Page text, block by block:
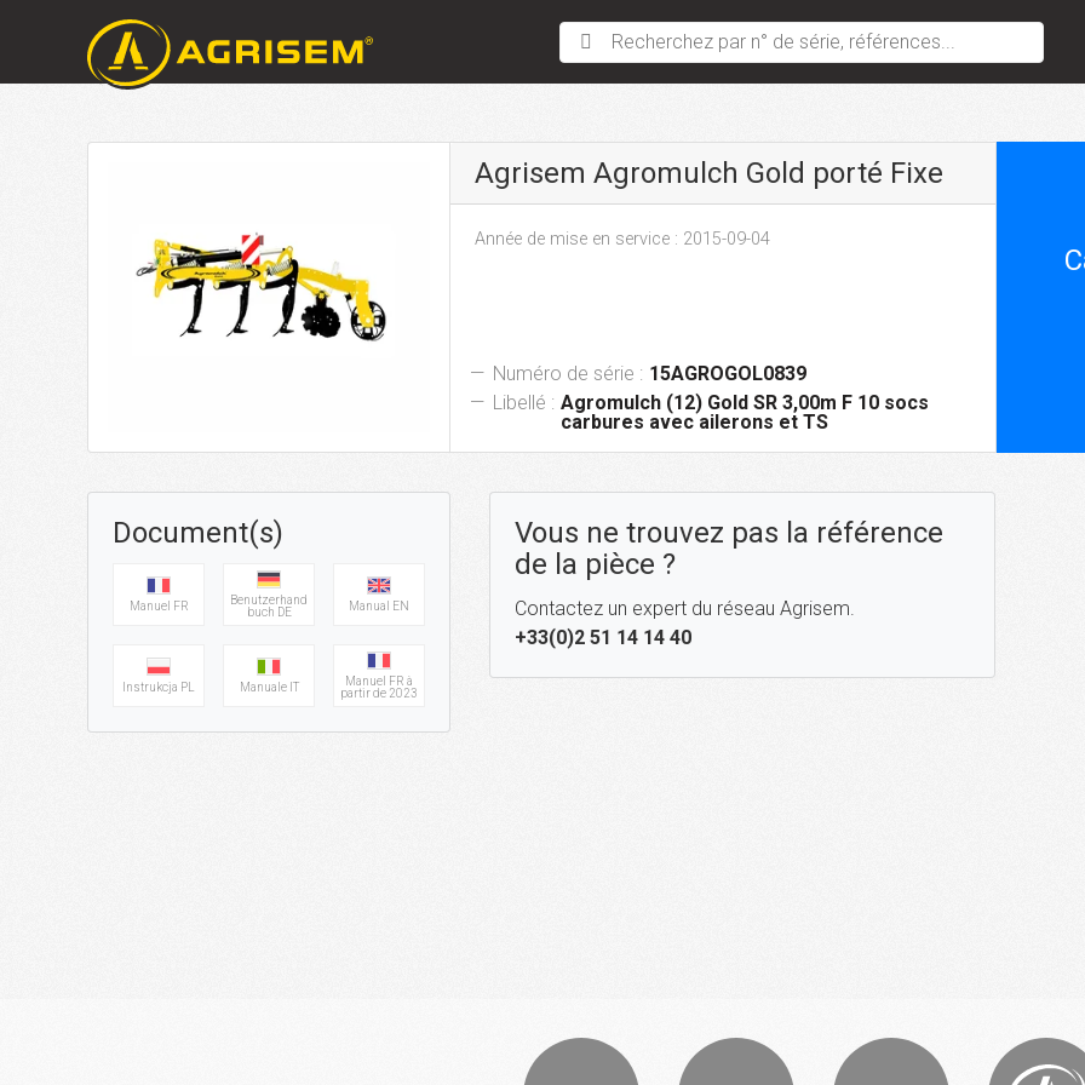
Recherchez par n° de série, références...
Agrisem Agromulch Gold porté Fixe
Année de mise en service : 2015-09-04
Numéro de série : 15AGROGOL0839
Libellé : Agromulch (12) Gold SR 3,00m F 10 socs
carbures avec ailerons et TS
Document(s)
Manuel FR
Benutzerhand
buch DE
Manual EN
Instrukcja PL Manuale IT
Manuel FR à
partir de 2023
Vous ne trouvez pas la référence
de la pièce ?
Contactez un expert du réseau Agrisem.
+33(0)2 51 14 14 40